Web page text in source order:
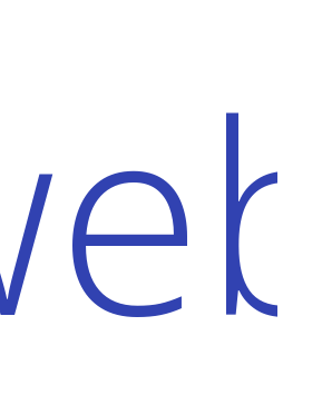
Posłajko -Zakończenie.